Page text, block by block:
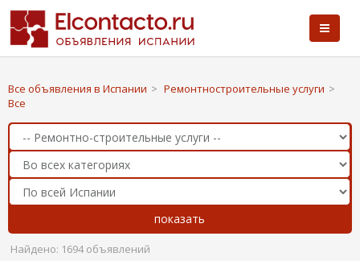
Все объявления в Испании > Ремонтностроительные услуги >
Все
Найдено: 1694 объявлений